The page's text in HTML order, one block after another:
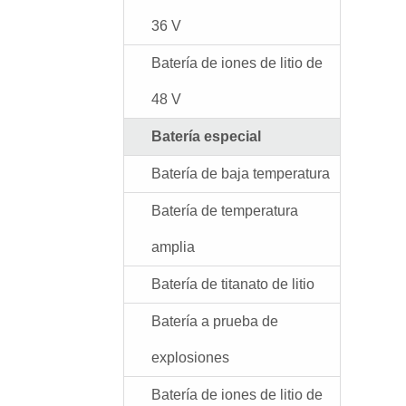
36 V
Batería de iones de litio de
48 V
Batería especial
Batería de baja temperatura
Batería de temperatura
amplia
Batería de titanato de litio
Batería a prueba de
explosiones
Batería de iones de litio de